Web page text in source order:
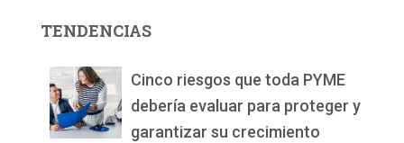
d
TENDENCIAS
Cinco riesgos que toda PYME
debería evaluar para proteger y
garantizar su crecimiento